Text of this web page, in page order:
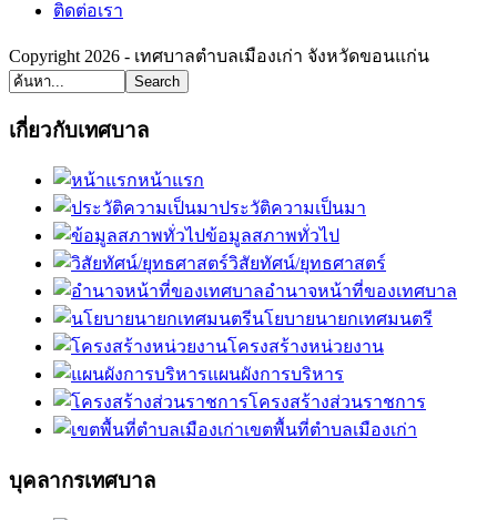
ติดต่อเรา
Copyright 2026 - เทศบาลตำบลเมืองเก่า จังหวัดขอนแก่น
Search
เกี่ยวกับเทศบาล
หน้าแรก
ประวัติความเป็นมา
ข้อมูลสภาพทั่วไป
วิสัยทัศน์/ยุทธศาสตร์
อำนาจหน้าที่ของเทศบาล
นโยบายนายกเทศมนตรี
โครงสร้างหน่วยงาน
แผนผังการบริหาร
โครงสร้างส่วนราชการ
เขตพื้นที่ตำบลเมืองเก่า
บุคลากรเทศบาล